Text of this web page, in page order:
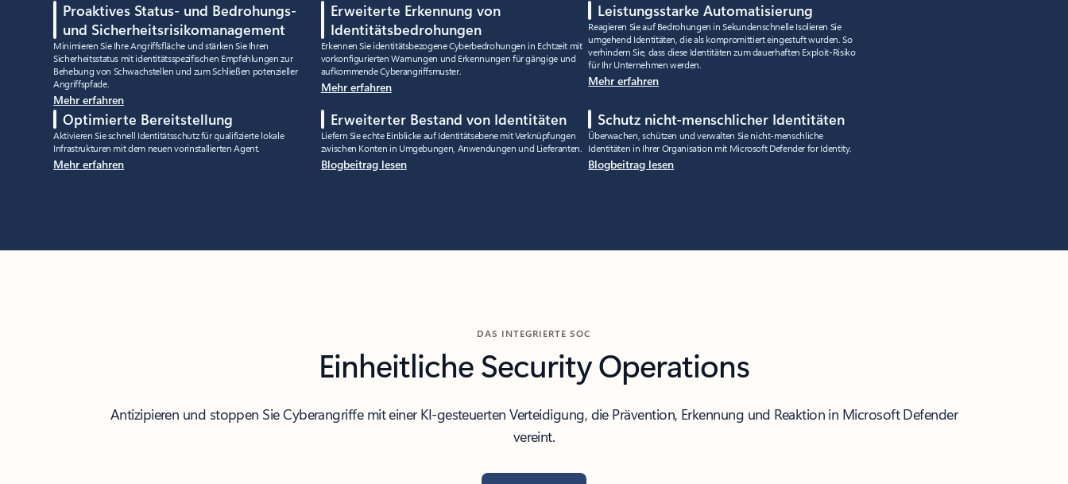
Proaktives Status- und Bedrohungs-
und Sicherheitsrisikomanagement
Minimieren Sie Ihre Angriffsfläche und stärken Sie Ihren
Sicherheitsstatus mit identitätsspezifischen Empfehlungen zur
Behebung von Schwachstellen und zum Schließen potenzieller
Angriffspfade.
Mehr erfahren
Erweiterte Erkennung von
Identitätsbedrohungen
Erkennen Sie identitätsbezogene Cyberbedrohungen in Echtzeit mit
vorkonfigurierten Warnungen und Erkennungen für gängige und
aufkommende Cyberangriffsmuster.
Mehr erfahren
Leistungsstarke Automatisierung
Reagieren Sie auf Bedrohungen in Sekundenschnelle Isolieren Sie
umgehend Identitäten, die als kompromittiert eingestuft wurden. So
verhindern Sie, dass diese Identitäten zum dauerhaften Exploit-Risiko
für Ihr Unternehmen werden.
Mehr erfahren
Optimierte Bereitstellung
Aktivieren Sie schnell Identitätsschutz für qualifizierte lokale
Infrastrukturen mit dem neuen vorinstallierten Agent.
Mehr erfahren
Erweiterter Bestand von Identitäten
Liefern Sie echte Einblicke auf Identitätsebene mit Verknüpfungen
zwischen Konten in Umgebungen, Anwendungen und Lieferanten.
Blogbeitrag lesen
Schutz nicht-menschlicher Identitäten
Überwachen, schützen und verwalten Sie nicht-menschliche
Identitäten in Ihrer Organisation mit Microsoft Defender for Identity.
Blogbeitrag lesen
DAS INTEGRIERTE SOC
Einheitliche Security Operations
Antizipieren und stoppen Sie Cyberangriffe mit einer KI-gesteuerten Verteidigung, die Prävention, Erkennung und Reaktion in Microsoft Defender
vereint.